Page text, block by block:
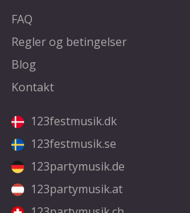
FAQ
Regler og betingelser
Blog
Kontakt
123festmusik.dk
123festmusik.se
123partymusik.de
123partymusik.at